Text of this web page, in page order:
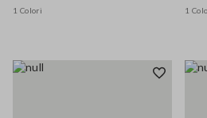
1 Colori
1